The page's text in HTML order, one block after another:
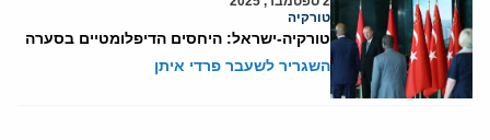
טורקיה
טורקיה-ישראל: היחסים הדיפלומטיים בסערה
השגריר לשעבר פרדי איתן